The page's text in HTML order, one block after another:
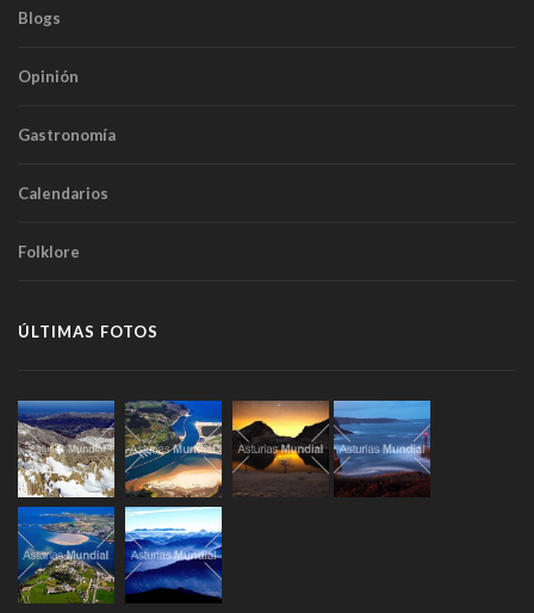
Blogs
Opinión
Gastronomía
Calendarios
Folklore
ÚLTIMAS FOTOS